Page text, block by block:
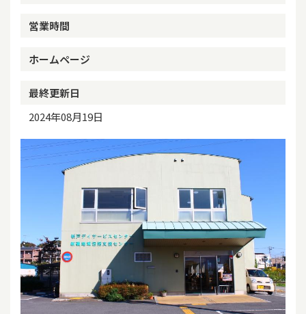
営業時間
ホームページ
最終更新日
2024年08月19日